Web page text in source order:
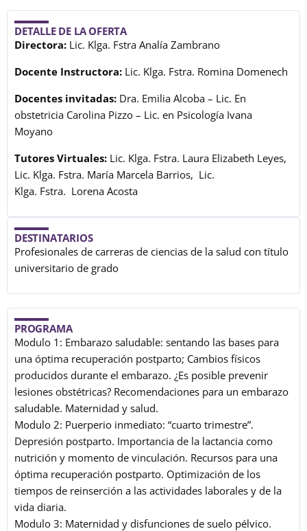
DETALLE DE LA OFERTA
Directora: Lic. Klga. Fstra Analía Zambrano
Docente Instructora: Lic. Klga. Fstra. Romina Domenech
Docentes invitadas: Dra. Emilia Alcoba – Lic. En
obstetricia Carolina Pizzo – Lic. en Psicología Ivana
Moyano
Tutores Virtuales: Lic. Klga. Fstra. Laura Elizabeth Leyes,
Lic. Klga. Fstra. María Marcela Barrios, Lic.
Klga. Fstra. Lorena Acosta
DESTINATARIOS
Profesionales de carreras de ciencias de la salud con título
universitario de grado
PROGRAMA
Modulo 1: Embarazo saludable: sentando las bases para
una óptima recuperación postparto; Cambios físicos
producidos durante el embarazo. ¿Es posible prevenir
lesiones obstétricas? Recomendaciones para un embarazo
saludable. Maternidad y salud.
Modulo 2: Puerperio inmediato: “cuarto trimestre”.
Depresión postparto. Importancia de la lactancia como
nutrición y momento de vinculación. Recursos para una
óptima recuperación postparto. Optimización de los
tiempos de reinserción a las actividades laborales y de la
vida diaria.
Modulo 3: Maternidad y disfunciones de suelo pélvico.